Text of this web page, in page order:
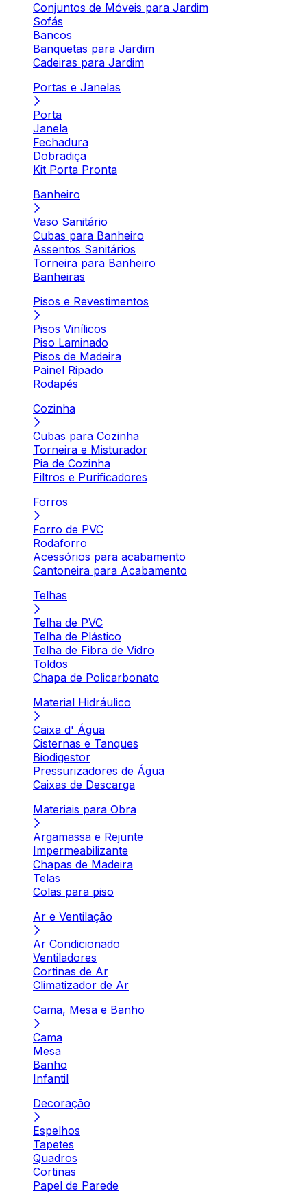
Conjuntos de Móveis para Jardim
Sofás
Bancos
Banquetas para Jardim
Cadeiras para Jardim
Portas e Janelas
Porta
Janela
Fechadura
Dobradiça
Kit Porta Pronta
Banheiro
Vaso Sanitário
Cubas para Banheiro
Assentos Sanitários
Torneira para Banheiro
Banheiras
Pisos e Revestimentos
Pisos Vinílicos
Piso Laminado
Pisos de Madeira
Painel Ripado
Rodapés
Cozinha
Cubas para Cozinha
Torneira e Misturador
Pia de Cozinha
Filtros e Purificadores
Forros
Forro de PVC
Rodaforro
Acessórios para acabamento
Cantoneira para Acabamento
Telhas
Telha de PVC
Telha de Plástico
Telha de Fibra de Vidro
Toldos
Chapa de Policarbonato
Material Hidráulico
Caixa d' Água
Cisternas e Tanques
Biodigestor
Pressurizadores de Água
Caixas de Descarga
Materiais para Obra
Argamassa e Rejunte
Impermeabilizante
Chapas de Madeira
Telas
Colas para piso
Ar e Ventilação
Ar Condicionado
Ventiladores
Cortinas de Ar
Climatizador de Ar
Cama, Mesa e Banho
Cama
Mesa
Banho
Infantil
Decoração
Espelhos
Tapetes
Quadros
Cortinas
Papel de Parede